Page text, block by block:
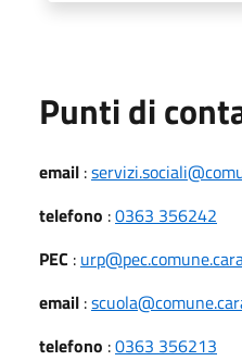
Punti di
email :
telefono :0363 356242
PEC :
email :
telefono :0363 356213